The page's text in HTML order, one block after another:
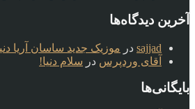
آخرین دیدگاه‌ها
sajjad در موزیک جدید ساسان آریا
آقای وردپرس در سلام دنیا!
بایگانی‌ها